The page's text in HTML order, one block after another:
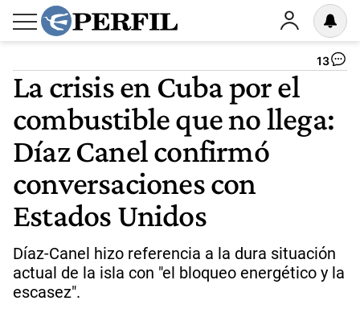
13
La crisis en Cuba por el
combustible que no llega:
Díaz Canel confirmó
conversaciones con
Estados Unidos
Díaz-Canel hizo referencia a la dura situación
actual de la isla con "el bloqueo energético y la
escasez".